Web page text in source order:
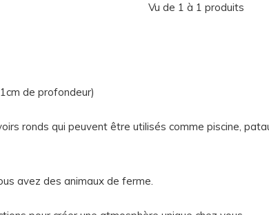
Vu de 1 à 1 produits
de profondeur)
ronds qui peuvent être utilisés comme piscine,
avez des animaux de ferme.